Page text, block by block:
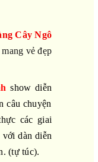
CâyNgô
vẻ đẹp
show diễn
câu chuyện
các giai
dàn diễn
. (tự túc).